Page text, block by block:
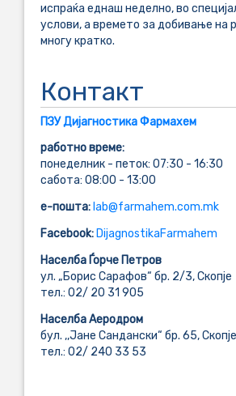
испраќа еднаш неделно, во
услови, а времето за добивање на
многу кратко.
Контакт
ПЗУ Дијагностика Фармахем
работно време:
понеделник - петок: 07:30 - 16:30
сабота: 08:00 - 13:00
e-пошта: lab@farmahem.com.mk
Facebook: DijagnostikaFarmahem
Населба Ѓорче Петров
ул. „Борис Сарафов“ бр. 2/3, Скопје
тел.: 02/ 20 31 905
Населба Аеродром
бул. ,,Јане Сандански“ бр. 65, Скопје
тел.: 02/ 240 33 53